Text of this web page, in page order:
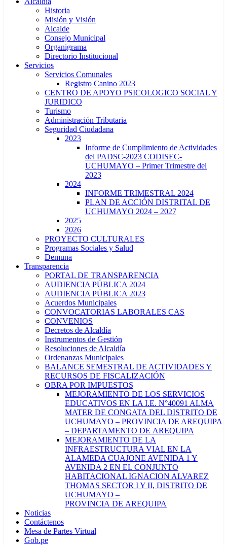
Historia
Misión y Visión
Alcalde
Consejo Municipal
Organigrama
Directorio Institucional
Servicios
Servicios Comunales
Registro Canino 2023
CENTRO DE APOYO PSICOLOGICO SOCIAL Y
JURIDICO
Turismo
Administración Tributaria
Seguridad Ciudadana
2023
Informe de Cumplimiento de Actividades
del PADSC-2023 CODISEC-
UCHUMAYO – Primer Trimestre del
2023
2024
INFORME TRIMESTRAL 2024
PLAN DE ACCIÓN DISTRITAL DE
UCHUMAYO 2024 – 2027
2025
2026
PROYECTO CULTURALES
Programas Sociales y Salud
Demuna
Transparencia
PORTAL DE TRANSPARENCIA
AUDIENCIA PÚBLICA 2024
AUDIENCIA PÚBLICA 2023
Acuerdos Municipales
CONVOCATORIAS LABORALES CAS
CONVENIOS
Decretos de Alcaldía
Instrumentos de Gestión
Resoluciones de Alcaldía
Ordenanzas Municipales
BALANCE SEMESTRAL DE ACTIVIDADES Y
RECURSOS DE FISCALIZACIÓN
OBRA POR IMPUESTOS
MEJORAMIENTO DE LOS SERVICIOS
EDUCATIVOS EN LA I.E. N°40091 ALMA
MATER DE CONGATA DEL DISTRITO DE
UCHUMAYO – PROVINCIA DE AREQUIPA
– DEPARTAMENTO DE AREQUIPA
MEJORAMIENTO DE LA
INFRAESTRUCTURA VIAL EN LA
ALAMEDA CUAJONE AVENIDA 1 Y
AVENIDA 2 EN EL CONJUNTO
HABITACIONAL IGNACION ALVAREZ
THOMAS SECTOR I Y II, DISTRITO DE
UCHUMAYO –
PROVINCIA DE AREQUIPA
Noticias
Contáctenos
Mesa de Partes Virtual
Gob.pe